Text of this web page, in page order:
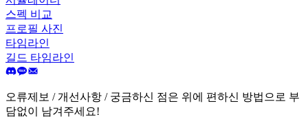
스펙 비교
프로필 사진
타임라인
길드 타임라인
오류제보 / 개선사항 / 궁금하신 점은 위에 편하신 방법으로 부
담없이 남겨주세요!